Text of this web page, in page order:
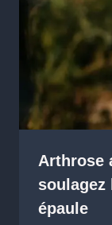
Arthrose
soulagez
épaule